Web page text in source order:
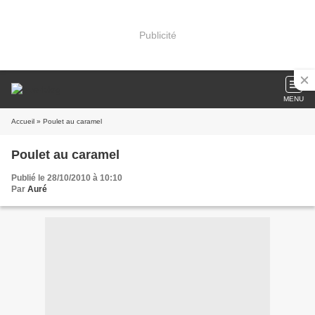
Publicité
MENU
Accueil » Poulet au caramel
Poulet au caramel
Publié le 28/10/2010 à 10:10
Par Auré